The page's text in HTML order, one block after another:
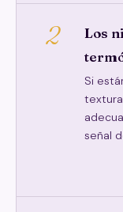
2
Los
Si
señal